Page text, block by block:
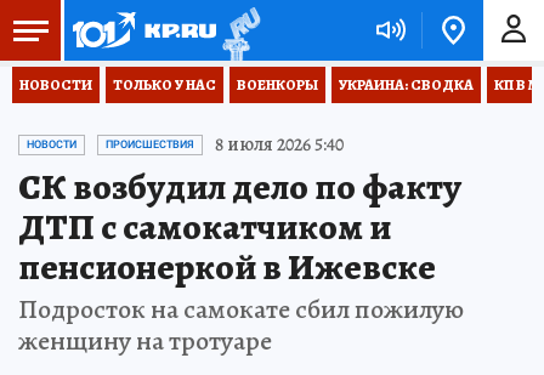
НОВОСТИ ТОЛЬКО У НАС ВОЕНКОРЫ УКРАИНА: СВОДКА КП В
НОВОСТИ ПРОИСШЕСТВИЯ 8 июля 2026 5:40
СК возбудил дело по факту
ДТП с самокатчиком и
пенсионеркой в Ижевске
Подросток на самокате сбил пожилую
женщину на тротуаре